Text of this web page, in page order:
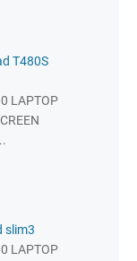
T480S
LAPTOP
slim3
LAPTOP